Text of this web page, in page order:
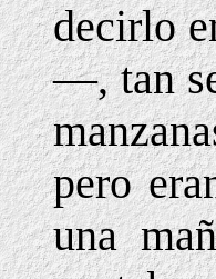
decirlo
—, tan
pero
una